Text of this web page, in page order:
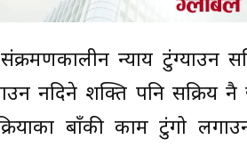
न्याय टुंग्याउन
नदिने शक्ति पनि
बाँकी काम टुंगो